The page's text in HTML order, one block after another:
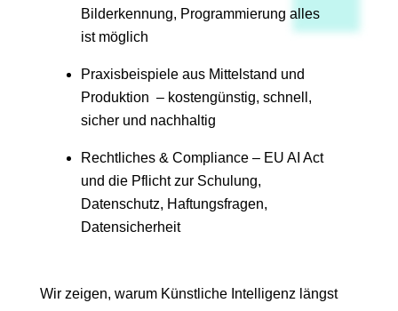
Bilderkennung, Programmierung alles
ist möglich
Praxisbeispiele aus Mittelstand und
Produktion – kostengünstig, schnell,
sicher und nachhaltig
Rechtliches & Compliance – EU AI Act
und die Pflicht zur Schulung,
Datenschutz, Haftungsfragen,
Datensicherheit
Wir zeigen, warum Künstliche Intelligenz längst